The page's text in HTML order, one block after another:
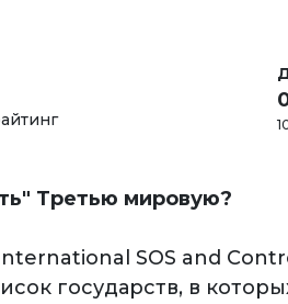
Третью мировую?
SOS and
государств, в